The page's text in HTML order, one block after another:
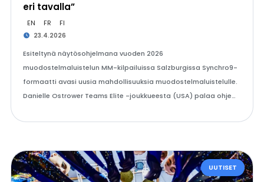
eri tavalla”
EN FR FI
23.4.2026
Esiteltynä näytösohjelmana vuoden 2026
muodostelmaluistelun MM-kilpailuissa Salzburgissa Synchro9-
formaatti avasi uusia mahdollisuuksia muodostelmaluistelulle.
Danielle Ostrower Teams Elite -joukkueesta (USA) palaa ohje…
UUTISET